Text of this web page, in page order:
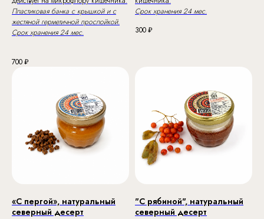
Пластиковая банка с крышкой и с
жестяной герметичной прослойкой.
Срок хранения 24 мес.
700₽
Срок хранения 24 мес.
300₽
«С пергой», натуральный
северный десерт
"С рябиной", натуральный
северный десерт